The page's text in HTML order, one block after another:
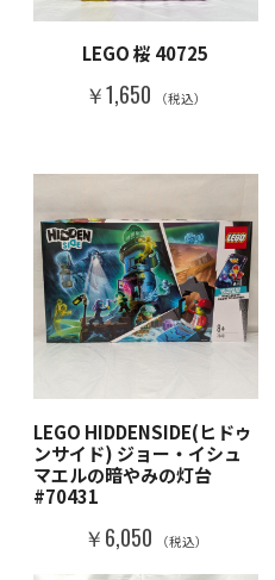
LEGO 桜 40725
￥1,650 （税込）
LEGO HIDDENSIDE(ヒドゥ
ンサイド) ジョー・イシュ
マエルの暗やみの灯台
#70431
￥6,050 （税込）